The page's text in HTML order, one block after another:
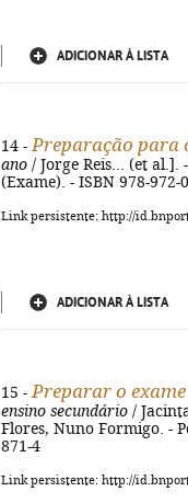
ADICIONAR À LISTA
14 - Preparação para
ano / Jorge Reis... (et
(Exame). - ISBN 978-972-
Link persistente: http://
ADICIONAR À LISTA
15 - Preparar o
ensino secundário /
Flores, Nuno Formigo. -
871-4
Link persistente: http://